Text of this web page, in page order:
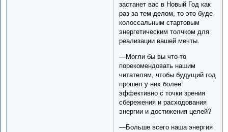
застанет вас в Новый Год как
раз за тем делом, то это буде
колоссальным стартовым
энергетическим толчком для
реализации вашей мечты.
—Могли бы вы что-то
порекомендовать нашим
читателям, чтобы будущий год
прошел у них более
эффективно с точки зрения
сбережения и расходования
энергии и достижения целей?
—Больше всего наша энергия